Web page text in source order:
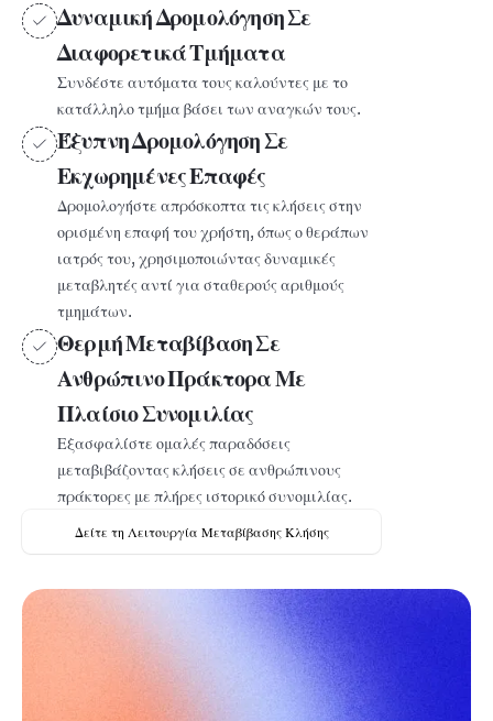
Δυναμική Δρομολόγηση Σε
Διαφορετικά Τμήματα
Συνδέστε αυτόματα τους καλούντες με το
κατάλληλο τμήμα βάσει των αναγκών τους.
Έξυπνη Δρομολόγηση Σε
Εκχωρημένες Επαφές
Δρομολογήστε απρόσκοπτα τις κλήσεις στην
ορισμένη επαφή του χρήστη, όπως ο θεράπων
ιατρός του, χρησιμοποιώντας δυναμικές
μεταβλητές αντί για σταθερούς αριθμούς
τμημάτων.
Θερμή Μεταβίβαση Σε
Ανθρώπινο Πράκτορα Με
Πλαίσιο Συνομιλίας
Εξασφαλίστε ομαλές παραδόσεις
μεταβιβάζοντας κλήσεις σε ανθρώπινους
πράκτορες με πλήρες ιστορικό συνομιλίας.
Δείτε τη Λειτουργία Μεταβίβασης Κλήσης